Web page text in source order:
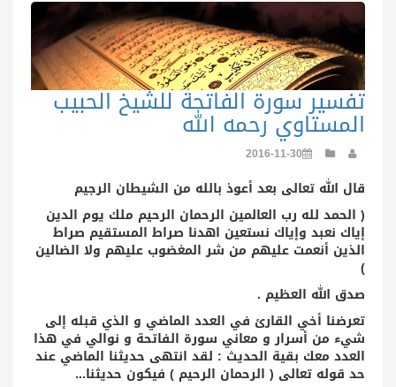
تفسير سورة الفاتحة للشيخ الحبيب
المستاوي رحمه الله
2016-11-30
قال الله تعالى بعد أعوذ بالله من الشيطان الرجيم
( الحمد لله رب العالمين الرحمان الرحيم ملك يوم الدين
إياك نعبد وإياك نستعين اهدنا صراط المستقيم صراط
الذين أنعمت عليهم من شر المغضوب عليهم ولا الضالين
)
صدق الله العظيم .
تعرضنا أخي القارئ في العدد الماضي و الذي قبله إلى
شيء من أسرار و معاني سورة الفاتحة و نوالي في هذا
العدد معك بقية الحديث : لقد انتهى حديثنا الماضي عند
حد قوله تعالى ( الرحمان الرحيم ) فيكون حديثنا...